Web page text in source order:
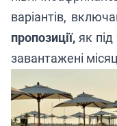
варіантів,
пропозиції, як під
завантажені